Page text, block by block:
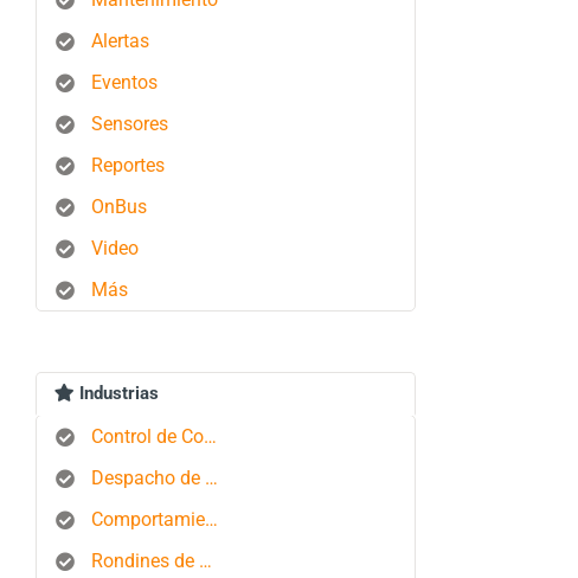
Alertas
Eventos
Sensores
Reportes
OnBus
Video
Más
Industrias
Control de Combustible
Despacho de Autobuses
Comportamiento del conductor
Rondines de Seguridad